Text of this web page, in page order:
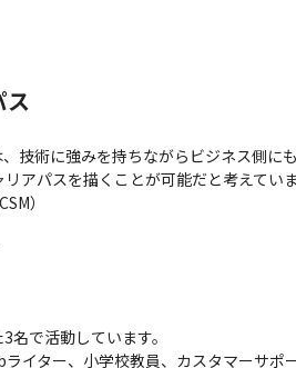
ス
技術に強みを持ちながらビジネス側
アパスを描くことが可能だと考えていま
）
で活動しています。
イター、小学校教員、カスタマーサ